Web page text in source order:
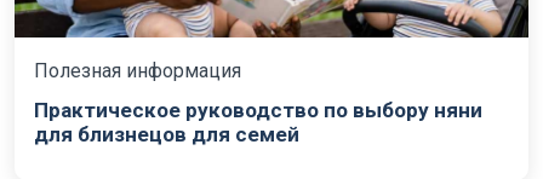
Полезная информация
Практическое руководство по выбору няни
для близнецов для семей